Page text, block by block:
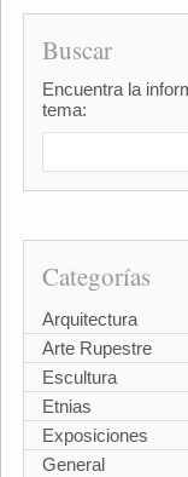
Buscar
Encuentra la
tema:
Categorías
Arquitectura
Arte Rupestre
Escultura
Etnias
Exposiciones
General